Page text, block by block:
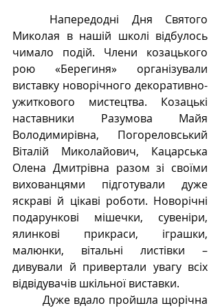
Миколая в нашій школі відбулось
чимало подій. Члени козацького
рою «Берегиня» організували
виставку новорічного декоративно-
ужиткового мистецтва. Козацькі
наставники Разумова Майя
Володимирівна, Погореловський
Віталій Миколайович, Кацарська
Олена Дмитрівна разом зі своїми
вихованцями підготували дуже
яскраві й цікаві роботи. Новорічні
подарункові мішечки, сувеніри,
ялинкові прикраси, іграшки,
малюнки, вітальні листівки –
дивували й привертали увагу всіх
відвідувачів шкільної виставки.